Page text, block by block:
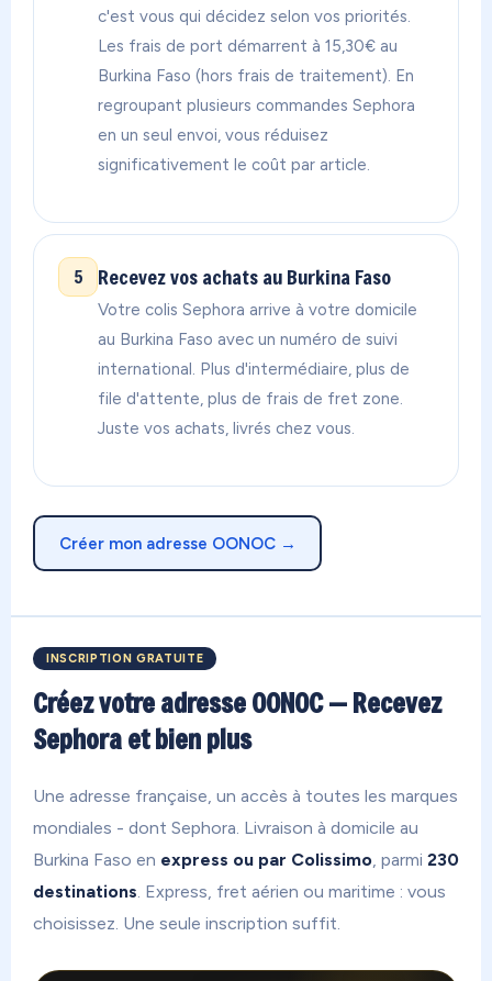
c'est vous qui décidez selon vos priorités.
Les frais de port démarrent à 15,30€ au
Burkina Faso (hors frais de traitement). En
regroupant plusieurs commandes Sephora
en un seul envoi, vous réduisez
significativement le coût par article.
5 Recevez vos achats au Burkina Faso
Votre colis Sephora arrive à votre domicile
au Burkina Faso avec un numéro de suivi
international. Plus d'intermédiaire, plus de
file d'attente, plus de frais de fret zone.
Juste vos achats, livrés chez vous.
Créer mon adresse OONOC →
INSCRIPTION GRATUITE
Créez votre adresse OONOC — Recevez
Sephora et bien plus
Une adresse française, un accès à toutes les marques
mondiales - dont Sephora. Livraison à domicile au
Burkina Faso en express ou par Colissimo, parmi 230
destinations. Express, fret aérien ou maritime : vous
choisissez. Une seule inscription suffit.